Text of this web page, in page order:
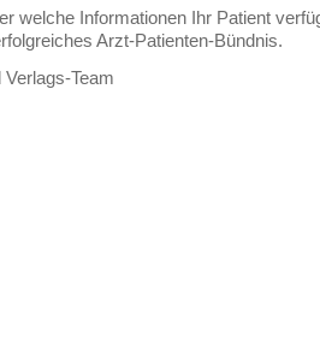
welche Informationen Ihr Patient
Arzt-Patienten-Bündnis.
Verlags-Team